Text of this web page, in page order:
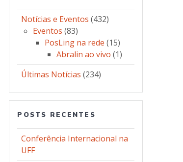
Notícias e Eventos (432)
Eventos (83)
PosLing na rede (15)
Abralin ao vivo (1)
Últimas Notícias (234)
POSTS RECENTES
Conferência Internacional na
UFF